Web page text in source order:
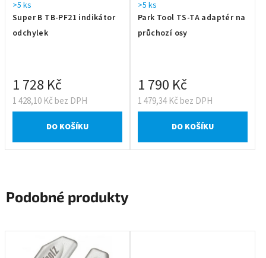
Super B TB-PF21 indikátor
odchylek
>5 ks
1 428,10 Kč bez DPH
1 728 Kč
DO KOŠÍKU
Park Tool TS-TA adaptér na
průchozí osy
>5 ks
1 479,34 Kč bez DPH
1 790 Kč
DO KOŠÍKU
Podobné produkty